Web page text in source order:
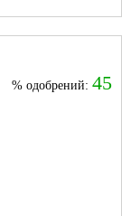
% одобрений: 45